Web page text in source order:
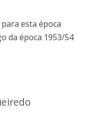
esta época
da época 1953/54